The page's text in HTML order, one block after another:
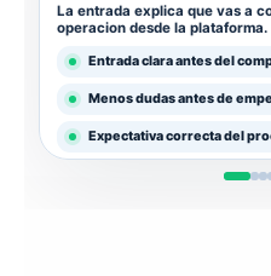
La entrada explica que vas a
operacion desde la plataforma.
Entrada clara antes del
Menos dudas antes de
Expectativa correcta del